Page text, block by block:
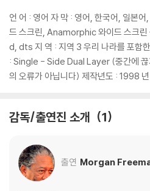
언 어 : 영어 자 막 : 영어, 한국어, 일본
드 스크린, Anamorphic 와이드 스크린
d, dts 지 역 : 지역 3 우리 나라를 포함
: Single - Side Dual Layer (중간에 끊
의 오류가 아닙니다) 제작년도 : 1998 년
감독/출연진 소개 1
출연 Morgan